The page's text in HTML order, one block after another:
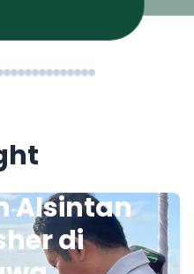
Alsintan
di